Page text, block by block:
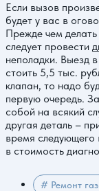
Если вызов
будет у вас в
Прежде чем
следует провести
неполадки. Выезд
стоить 5,5 тыс.
клапан, то надо
первую очередь.
собой на всякий
другая деталь –
время следующего
в стоимость
# Ремонт